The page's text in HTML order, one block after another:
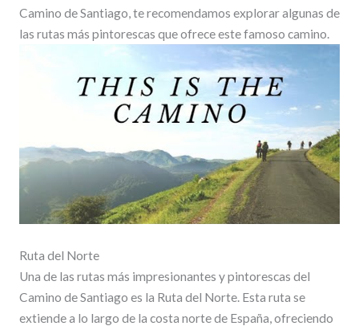
Camino de Santiago, te recomendamos explorar algunas de
las rutas más pintorescas que ofrece este famoso camino.
Ruta del Norte
Una de las rutas más impresionantes y pintorescas del
Camino de Santiago es la Ruta del Norte. Esta ruta se
extiende a lo largo de la costa norte de España, ofreciendo